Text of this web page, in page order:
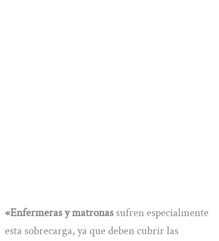
«Enfermeras y matronassufren especialmente
esta sobrecarga, ya que deben cubrir las